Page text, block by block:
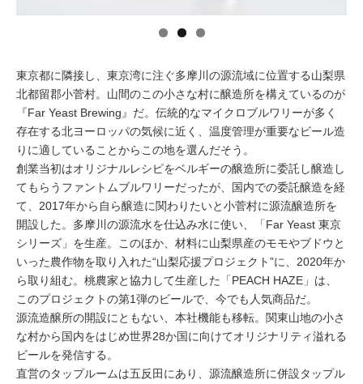
東京都に隣接し、東京湾に注ぐ多摩川の源流域に位置する山梨県
北都留郡小菅村。山間のこの小さな村に醸造所を構えているのが
『Far Yeast Brewing』だ。伝統的なマイクロブルワリーが多く
存在する北ヨーロッパの気候に近く、温度管理が重要なビール造
りに適していることからこの地を選んだそう。
創業当初はオリジナルレシピをベルギーの醸造所に委託し醸造し
てもらうファントムブルワリーだったが、国内での委託醸造を経
て、2017年から自ら醸造に関わりたいと小菅村に源流醸造所を
開設した。多摩川の源流水を仕込み水に使い、「Far Yeast 東京
シリーズ」を生産。このほか、材料に山梨県産のモモやブドウと
いった農作物を取り入れた“山梨応援プロジェクト”に、2020年か
ら取り組む。桃農家と協力して生産した「PEACH HAZE」は、
このプロジェクトの第1弾のビールで、今でも人気商品だ。
源流造醸所の開設にともない、本社機能も移転。関東山地の小さ
な村から国内をはじめ世界28か国に向けてオリジナリティ溢れる
ビールを発信する。
直営のタップルームは五反田にあり、源流醸造所に併設タップル